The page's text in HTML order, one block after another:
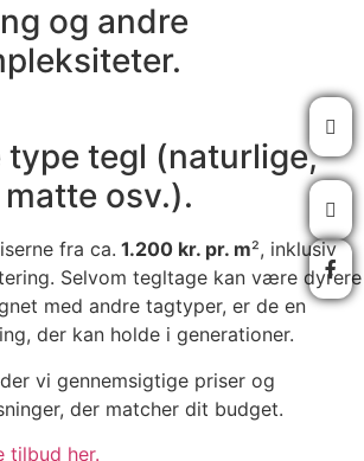
og andre
type tegl (naturlige,
osv.).
fra ca. 1.200 kr. pr. m², inklusiv
Selvom tegltage kan være dyrere
med andre tagtyper, er de en
der kan holde i generationer.
vi gennemsigtige priser og
der matcher dit budget.
tilbud her.